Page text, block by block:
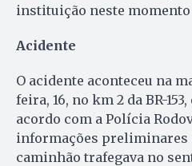
instituição neste
Acidente
O acidente aconteceu na
feira, 16, no km 2 da BR-
acordo com a Polícia
informações preliminares
caminhão trafegava no